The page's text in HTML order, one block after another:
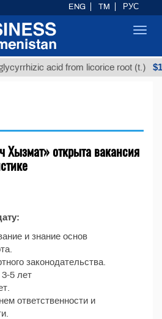
acid from licorice root (t.)
открыта вакансия
и знание основ
законодательства.
5 лет
ответственности и
ENG TM РУС